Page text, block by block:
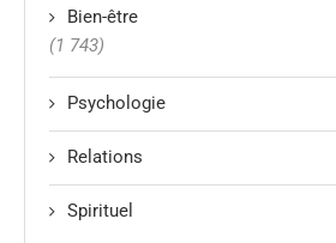
Bien-être
(1 743)
Psychologie
Relations
Spirituel